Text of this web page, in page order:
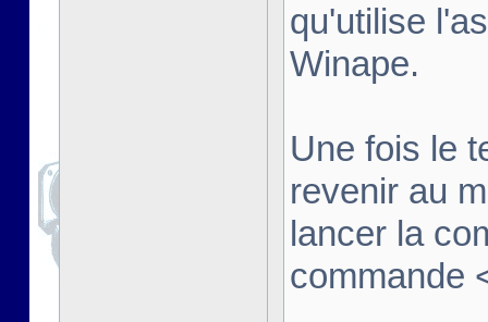
qu'utilise
Winape.
Une fois le
revenir au
lancer la
commande